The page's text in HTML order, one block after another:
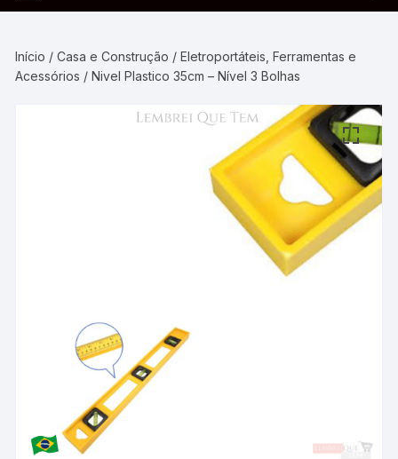
Início /Casa e Construção /Eletroportáteis, Ferramentas e
Acessórios / Nivel Plastico 35cm – Nível 3 Bolhas